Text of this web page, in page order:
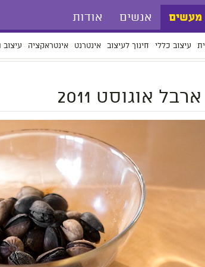
מעשים אנשים אודות
עיצוב כללי חינוך לעיצוב אינטרנט אינטראקציה עיצוב
אוגוסט 2011